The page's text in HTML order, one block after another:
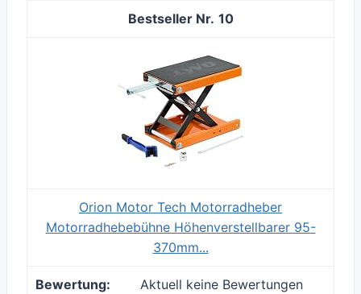
10
Orion Motor Tech Motorradheber
Motorradhebebühne Höhenverstellbarer 95-
370mm...
Aktuell keine Bewertungen